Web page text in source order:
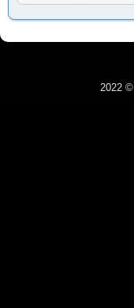
2022 ©